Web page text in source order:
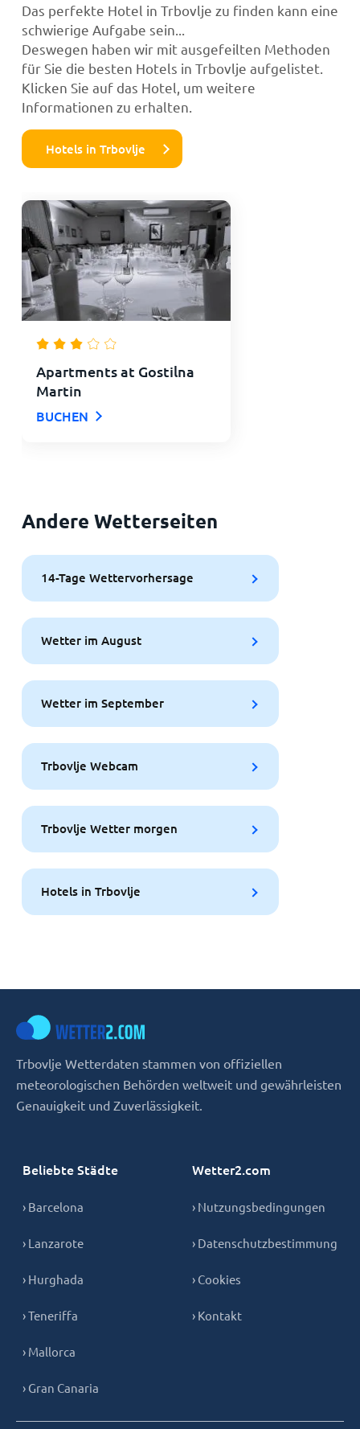
Das perfekte Hotel in Trbovlje zu finden kann eine
schwierige Aufgabe sein...
Deswegen haben wir mit ausgefeilten Methoden
für Sie die besten Hotels in Trbovlje aufgelistet.
Klicken Sie auf das Hotel, um weitere
Informationen zu erhalten.
Hotels in Trbovlje
Apartments at Gostilna
Martin
BUCHEN
Andere Wetterseiten
14-Tage Wettervorhersage
Wetter im August
Wetter im September
Trbovlje Webcam
Trbovlje Wetter morgen
Hotels in Trbovlje
Trbovlje Wetterdaten stammen von offiziellen
meteorologischen Behörden weltweit und gewährleisten
Genauigkeit und Zuverlässigkeit.
Beliebte Städte
› Barcelona
› Lanzarote
› Hurghada
› Teneriffa
› Mallorca
› Gran Canaria
Wetter2.com
› Nutzungsbedingungen
› Datenschutzbestimmung
› Cookies
› Kontakt